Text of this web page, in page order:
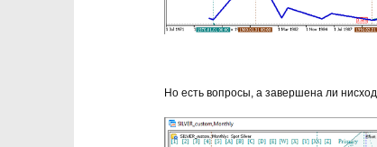
Но есть вопросы, а завершена ли